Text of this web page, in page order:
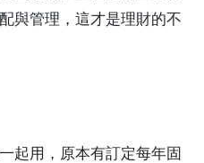
與管理，這才是理財的不
起用，原本有訂定每年固